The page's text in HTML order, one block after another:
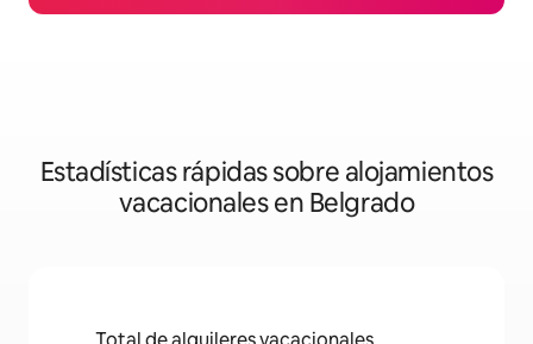
Estadísticas rápidas sobre alojamientos
vacacionales en Belgrado